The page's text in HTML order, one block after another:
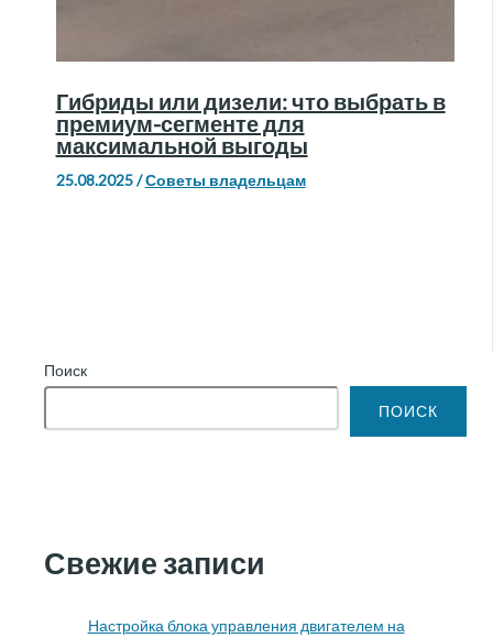
Поиск
ПОИСК
Свежие записи
Настройка блока управления двигателем на
Гибриды или дизели: что выбрать в
премиум-сегменте для
максимальной выгоды
25.08.2025/Советы владельцам